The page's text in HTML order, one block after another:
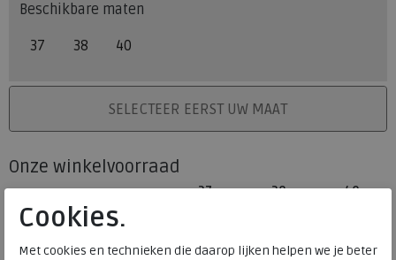
Beschikbare maten
37 38 40
PLAATS IN WINKELMANDSELECTEER EERST UW MAAT
Onze winkelvoorraad
37 38
40
Meijerink Heemskerk
HEEMSKERK
Meijerink Hoorn
Cookies.
Met cookies en technieken die daarop lijken helpen we je beter